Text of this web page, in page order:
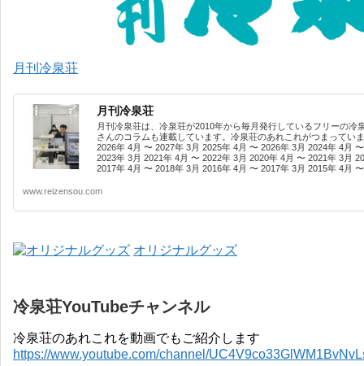
月刊冷泉荘
月刊冷泉荘
月刊冷泉荘は、冷泉荘が2010年から毎月発行しているフリーの
さんのコラムも連載しています。冷泉荘のあれこれがつまってい
2026年 4月 〜 2027年 3月 2025年 4月 〜 2026年 3月 2024年 4月
2023年 3月 2021年 4月 〜 2022年 3月 2020年 4月 〜 2021年 3月
2017年 4月 〜 2018年 3月 2016年 4月 〜 2017年 3月 2015年 4月
www.reizensou.com
オリジナルグッズ
冷泉荘YouTubeチャンネル
冷泉荘のあれこれを動画でもご紹介します
https://www.youtube.com/channel/